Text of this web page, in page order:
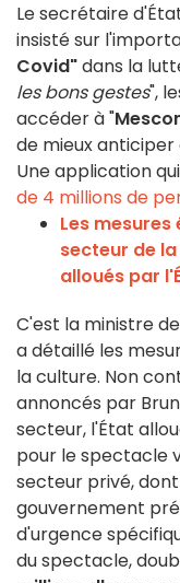
Le secrétaire
insisté sur
Covid"dans la
les bons gestes",
accéder à "M
de mieux
Une application
de 4 millions de
Les
secteur de
alloués par
C'est la ministre
a détaillé les
la culture. Non
annoncés par
secteur, l'État
pour le spectacle
secteur privé, dont
gouvernement
d'urgence
du spectacle,